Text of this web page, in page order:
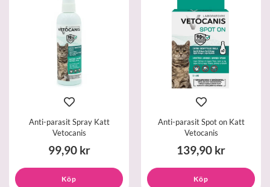
Anti-parasit Spray Katt
Vetocanis
99,90 kr
Köp
Anti-parasit Spot on Katt
Vetocanis
139,90 kr
Köp